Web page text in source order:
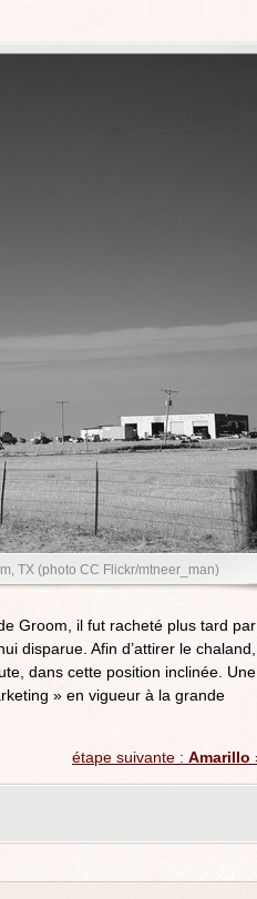
TX (photo CC Flickr/mtneer_man)
Groom, il fut racheté plus tard par
disparue. Afin d’attirer le chaland,
dans cette position inclinée. Une
» en vigueur à la grande
étape suivante : Amarillo